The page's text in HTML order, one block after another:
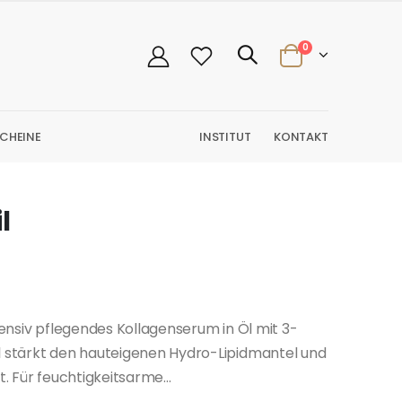
0
KONTAKT
INSTITUT
pflegendes Kollagenserum in Öl mit 3-
stärkt den hauteigenen Hydro-Lipidmantel und
Für feuchtigkeitsarme...